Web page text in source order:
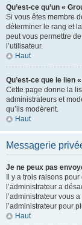
Qu’est-ce qu’un «
Si vous êtes membre
déterminer le rang et
peut vous permettre
l’utilisateur.
Haut
Qu’est-ce que le lien
Cette page donne la
administrateurs et
qu’ils modèrent.
Haut
Messagerie
Je ne peux pas
Il y a trois raisons
l’administrateur a
l’administrateur vous
l’administrateur pour
Haut